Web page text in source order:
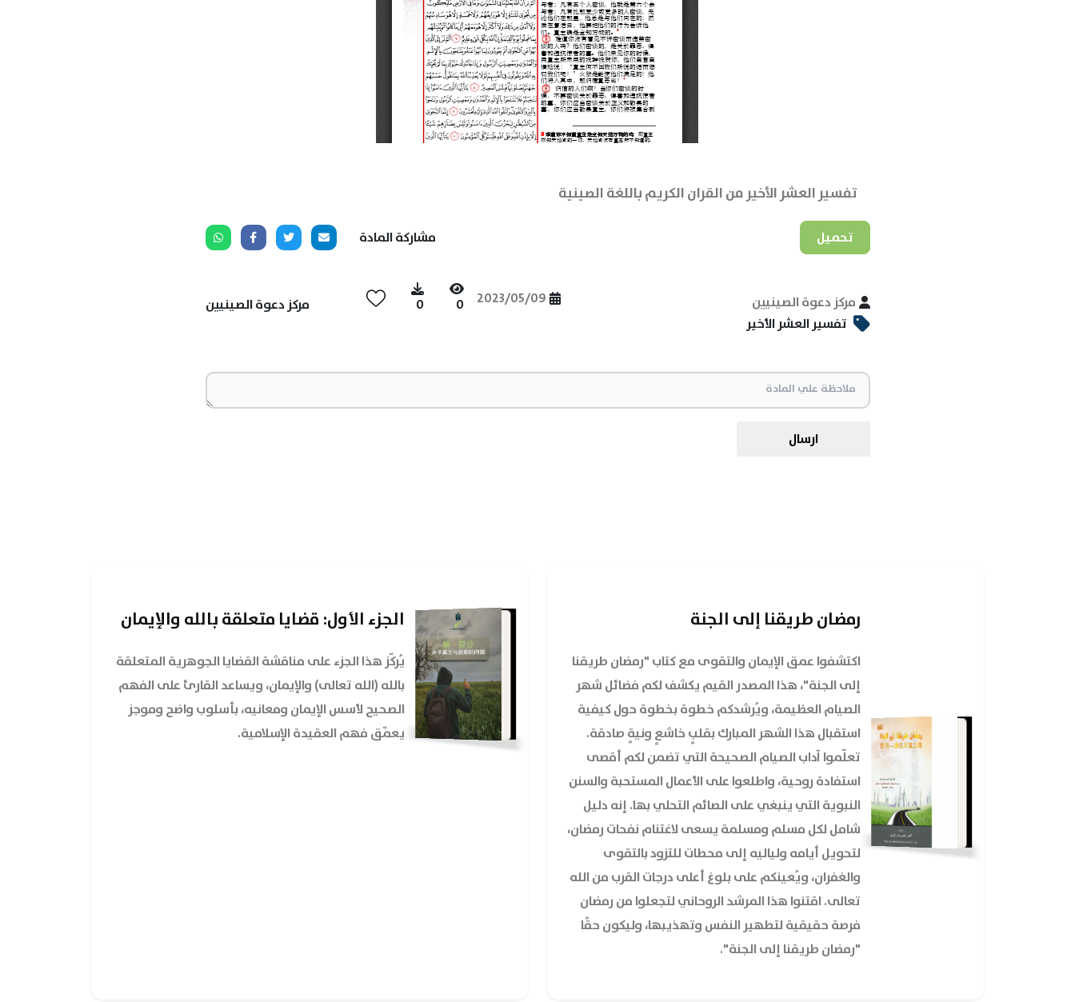
تفسير العشر الأخير من القران الكريم باللغة الصينية
تحميل مشاركة المادة
مركز دعوة الصينيين 2023/05/09
0
0
مركز دعوة الصينيين
تفسير العشر الأخير
ارسال
رمضان طريقنا إلى الجنة
اكتشفوا عمق الإيمان والتقوى مع كتاب "رمضان طريقنا
إلى الجنة"، هذا المصدر القيم يكشف لكم فضائل شهر
الصيام العظيمة، ويُرشدكم خطوة بخطوة حول كيفية
استقبال هذا الشهر المبارك بقلبٍ خاشعٍ ونيةٍ صادقة.
تعلّموا آداب الصيام الصحيحة التي تضمن لكم أقصى
استفادة روحية، واطلعوا على الأعمال المستحبة والسنن
النبوية التي ينبغي على الصائم التحلي بها. إنه دليل
شامل لكل مسلم ومسلمة يسعى لاغتنام نفحات رمضان،
لتحويل أيامه ولياليه إلى محطات للتزود بالتقوى
والغفران، ويُعينكم على بلوغ أعلى درجات القرب من الله
تعالى. اقتنوا هذا المرشد الروحاني لتجعلوا من رمضان
فرصة حقيقية لتطهير النفس وتهذيبها، وليكون حقًا
"رمضان طريقنا إلى الجنة".
الجزء الأول: قضايا متعلقة بالله والإيمان
يُركّز هذا الجزء على مناقشة القضايا الجوهرية المتعلقة
بالله (الله تعالى) والإيمان، ويساعد القارئ على الفهم
الصحيح لأسس الإيمان ومعانيه، بأسلوب واضح وموجز
يعمّق فهم العقيدة الإسلامية.